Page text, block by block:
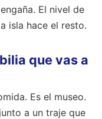
El nivel de
isla hace el resto.
que vas a
Es el museo.
a un traje que